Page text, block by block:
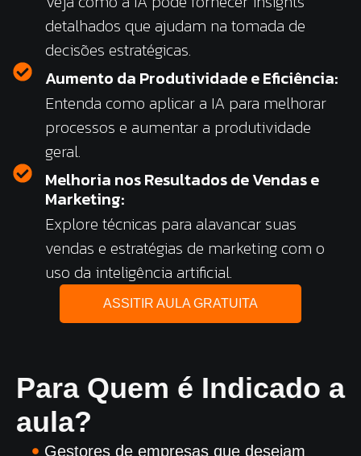
detalhados que ajudam na tomada de
decisões estratégicas.
Aumento da Produtividade e Eficiência:
Entenda como aplicar a IA para melhorar
processos e aumentar a produtividade
geral.
Melhoria nos Resultados de Vendas e
Marketing:
Explore técnicas para alavancar suas
vendas e estratégias de marketing com o
uso da inteligência artificial.
ASSITIR AULA GRATUITA
Para Quem é Indicado a
aula?
Gestores de empresas que desejam